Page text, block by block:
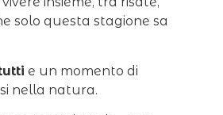
solo questa stagione sa
e un momento di
nella natura.